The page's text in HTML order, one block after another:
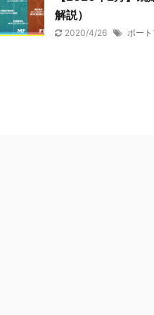
解説）
2020/4/26 ポー